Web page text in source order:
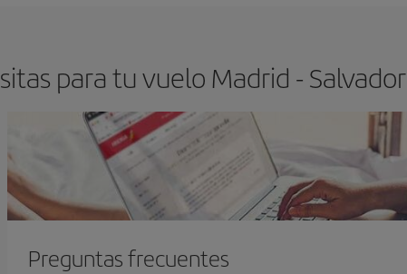
para tu vuelo Madrid - Salvador
Preguntas frecuentes